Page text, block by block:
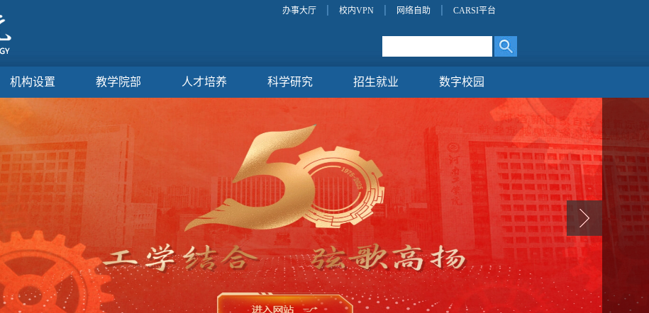
办事大厅 校内VPN 网络自助 CARSI平台
机构设置 教学院部 人才培养 科学研究 招生就业 数字校园